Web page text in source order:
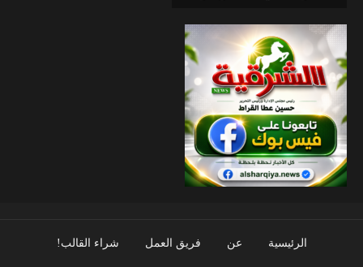
الرئيسية عن فريق العمل شراء القالب!